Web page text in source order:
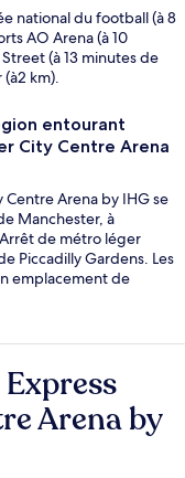
national du football (à 8
AO Arena (à 10
(à 13 minutes de
km).
entourant
City Centre Arena
Arena by IHG se
Manchester, à
de métro léger
Piccadilly Gardens. Les
emplacement de
Arena by